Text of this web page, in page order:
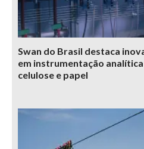
Swan do Brasil destaca
em instrumentação
celulose e papel